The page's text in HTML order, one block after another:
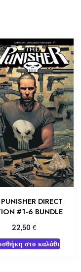
DIRECT
#1-6 BUNDLE
22,50 €
στο καλάθι